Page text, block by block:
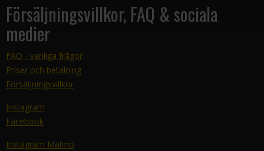
Försäljningsvillkor, FAQ & sociala
medier
FAQ - vanliga frågor
Priser och betalning
Försäljningsvillkor
Instagram
Facebook
Instagram Malmö